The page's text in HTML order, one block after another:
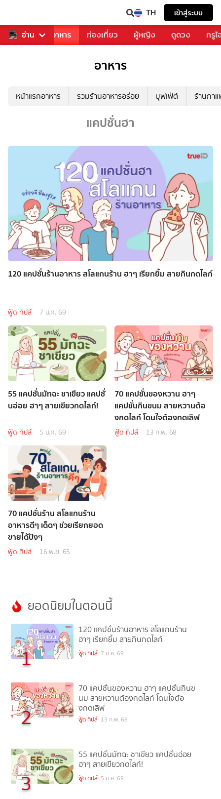
TH เข้าสู่ระบบ
อ่าน
การเพลง อาหาร ท่องเที่ยว ผู้หญิง ดูดวง ทรู
อาหาร
หน้าแรกอาหาร รวมร้านอาหารอร่อย บุฟเฟ่ต์ ร้านกา
แคปชั่นฮา
120 แคปชั่นร้านอาหาร สโลแกนร้าน ฮาๆ เรียกยิ้ม สายกินกดไลก์
ฟู้ด ทิปส์ 7 ม.ค. 69
55 แคปชั่นมัทฉะ ชาเขียว แคปชั่
นอ่อย ฮาๆ สายเขียวกดไลก์!
ฟู้ด ทิปส์ 5 ม.ค. 69
70 แคปชั่นของหวาน ฮาๆ
แคปชั่นกินขนม สายหวานต้อ
งกดไลก์ โดนใจต้องกดเลิฟ
ฟู้ด ทิปส์ 13 ก.พ. 68
70 แคปชั่นร้าน สโลแกนร้าน
อาหารดีๆ เด็ดๆ ช่วยเรียกยอด
ขายได้ปังๆ
ฟู้ด ทิปส์ 16 พ.ย. 65
ยอดนิยมในตอนนี้
1
120 แคปชั่นร้านอาหาร สโลแกนร้าน
ฮาๆ เรียกยิ้ม สายกินกดไลก์
ฟู้ด ทิปส์ 7 ม.ค. 69
2
70 แคปชั่นของหวาน ฮาๆ แคปชั่นกินข
นม สายหวานต้องกดไลก์ โดนใจต้อ
งกดเลิฟ
ฟู้ด ทิปส์ 13 ก.พ. 68
3
55 แคปชั่นมัทฉะ ชาเขียว แคปชั่นอ่อย
ฮาๆ สายเขียวกดไลก์!
ฟู้ด ทิปส์ 5 ม.ค. 69